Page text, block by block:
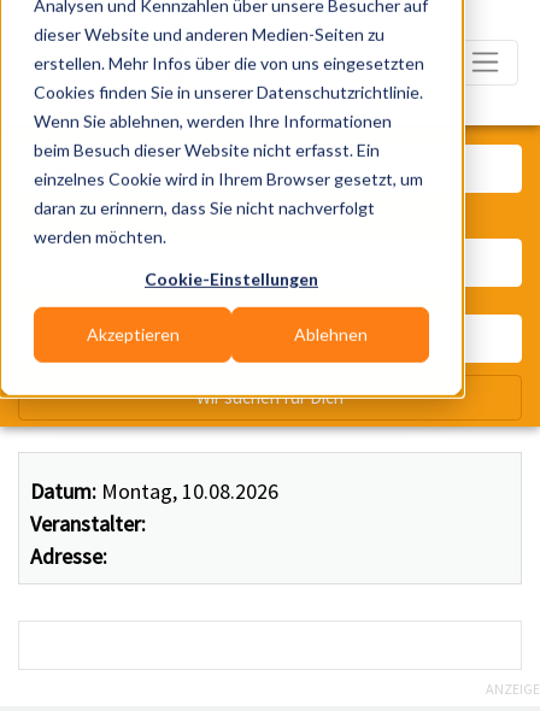
Analysen und Kennzahlen über unsere Besucher auf
dieser Website und anderen Medien-Seiten zu
erstellen. Mehr Infos über die von uns eingesetzten
Cookies finden Sie in unserer Datenschutzrichtlinie.
Wenn Sie ablehnen, werden Ihre Informationen
beim Besuch dieser Website nicht erfasst. Ein
einzelnes Cookie wird in Ihrem Browser gesetzt, um
daran zu erinnern, dass Sie nicht nachverfolgt
werden möchten.
Cookie-Einstellungen
Akzeptieren Ablehnen
Datum: Montag, 10.08.2026
Veranstalter:
Adresse:
Was? Künstler, Zelte, Bands,
Wir suchen für Dich
ANZEIGE